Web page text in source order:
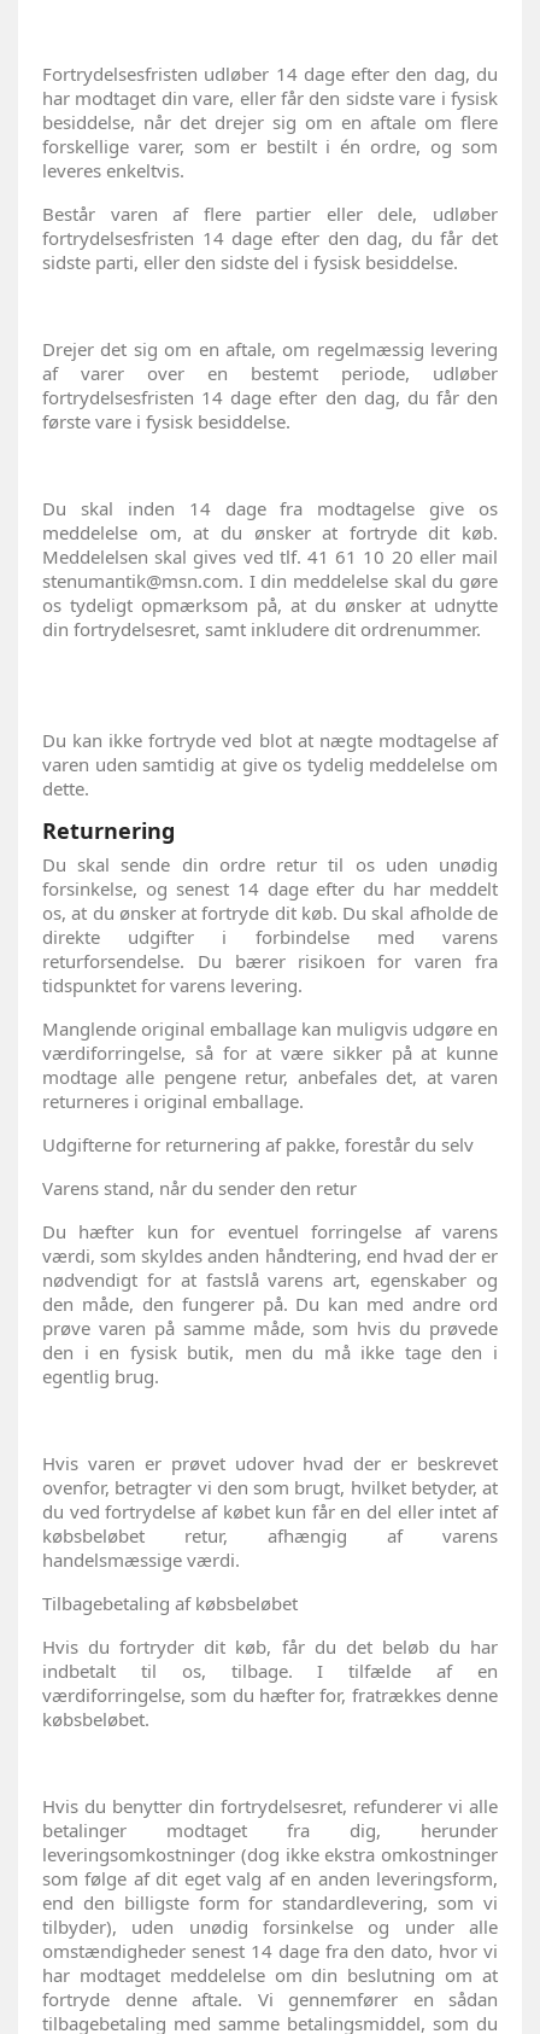
Fortrydelsesfristen udløber 14 dage efter den dag, du
har modtaget din vare, eller får den sidste vare i fysisk
besiddelse, når det drejer sig om en aftale om flere
forskellige varer, som er bestilt i én ordre, og som
leveres enkeltvis.
Består varen af flere partier eller dele, udløber
fortrydelsesfristen 14 dage efter den dag, du får det
sidste parti, eller den sidste del i fysisk besiddelse.
Drejer det sig om en aftale, om regelmæssig levering
af varer over en bestemt periode, udløber
fortrydelsesfristen 14 dage efter den dag, du får den
første vare i fysisk besiddelse.
Du skal inden 14 dage fra modtagelse give os
meddelelse om, at du ønsker at fortryde dit køb.
Meddelelsen skal gives ved tlf. 41 61 10 20 eller mail
stenumantik@msn.com. I din meddelelse skal du gøre
os tydeligt opmærksom på, at du ønsker at udnytte
din fortrydelsesret, samt inkludere dit ordrenummer.
Du kan ikke fortryde ved blot at nægte modtagelse af
varen uden samtidig at give os tydelig meddelelse om
dette.
Returnering
Du skal sende din ordre retur til os uden unødig
forsinkelse, og senest 14 dage efter du har meddelt
os, at du ønsker at fortryde dit køb. Du skal afholde de
direkte udgifter i forbindelse med varens
returforsendelse. Du bærer risikoen for varen fra
tidspunktet for varens levering.
Manglende original emballage kan muligvis udgøre en
værdiforringelse, så for at være sikker på at kunne
modtage alle pengene retur, anbefales det, at varen
returneres i original emballage.
Udgifterne for returnering af pakke, forestår du selv
Varens stand, når du sender den retur
Du hæfter kun for eventuel forringelse af varens
værdi, som skyldes anden håndtering, end hvad der er
nødvendigt for at fastslå varens art, egenskaber og
den måde, den fungerer på. Du kan med andre ord
prøve varen på samme måde, som hvis du prøvede
den i en fysisk butik, men du må ikke tage den i
egentlig brug.
Hvis varen er prøvet udover hvad der er beskrevet
ovenfor, betragter vi den som brugt, hvilket betyder, at
du ved fortrydelse af købet kun får en del eller intet af
købsbeløbet retur, afhængig af varens
handelsmæssige værdi.
Tilbagebetaling af købsbeløbet
Hvis du fortryder dit køb, får du det beløb du har
indbetalt til os, tilbage. I tilfælde af en
værdiforringelse, som du hæfter for, fratrækkes denne
købsbeløbet.
Hvis du benytter din fortrydelsesret, refunderer vi alle
betalinger modtaget fra dig, herunder
leveringsomkostninger (dog ikke ekstra omkostninger
som følge af dit eget valg af en anden leveringsform,
end den billigste form for standardlevering, som vi
tilbyder), uden unødig forsinkelse og under alle
omstændigheder senest 14 dage fra den dato, hvor vi
har modtaget meddelelse om din beslutning om at
fortryde denne aftale. Vi gennemfører en sådan
tilbagebetaling med samme betalingsmiddel, som du